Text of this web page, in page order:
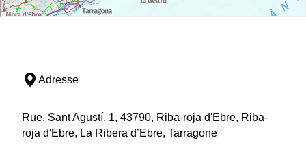
Adresse
Rue, Sant Agustí, 1, 43790, Riba-roja d'Ebre, Riba-
roja d'Ebre, La Ribera d’Ebre, Tarragone